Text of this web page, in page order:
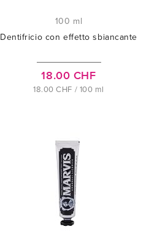
100 ml
Dentifricio con effetto sbiancante
18.00 CHF
18.00 CHF / 100 ml